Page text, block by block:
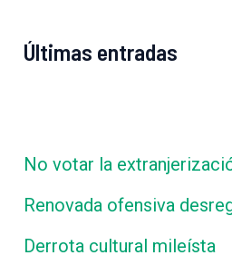
Últimas entradas
No votar la
Renovada ofensiva
Derrota cultural mileísta